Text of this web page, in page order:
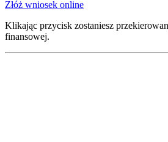
Złóż wniosek online
Klikając przycisk zostaniesz
finansowej.